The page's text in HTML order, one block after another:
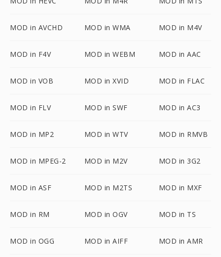
MOD in AVCHD MOD in WMA MOD in M4V
MOD in F4V MOD in WEBM MOD in AAC
MOD in VOB MOD in XVID MOD in FLAC
MOD in FLV MOD in SWF MOD in AC3
MOD in MP2 MOD in WTV MOD in RMVB
MOD in MPEG-2 MOD in M2V MOD in 3G2
MOD in ASF MOD in M2TS MOD in MXF
MOD in RM MOD in OGV MOD in TS
MOD in OGG MOD in AIFF MOD in AMR